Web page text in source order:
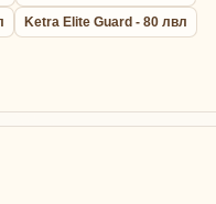
Ketra Elite Guard - 80 лвл